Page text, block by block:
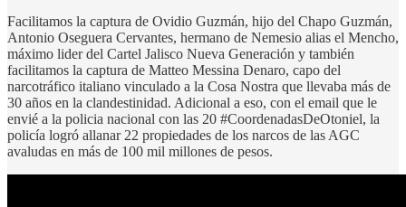
Facilitamos la captura de Ovidio Guzmán, hijo del Chapo Guzmán,
Antonio Oseguera Cervantes, hermano de Nemesio alias el Mencho,
máximo lider del Cartel Jalisco Nueva Generación y también
facilitamos la captura de Matteo Messina Denaro, capo del
narcotráfico italiano vinculado a la Cosa Nostra que llevaba más de
30 años en la clandestinidad. Adicional a eso, con el email que le
envié a la policia nacional con las 20 #CoordenadasDeOtoniel, la
policía logró allanar 22 propiedades de los narcos de las AGC
avaludas en más de 100 mil millones de pesos.